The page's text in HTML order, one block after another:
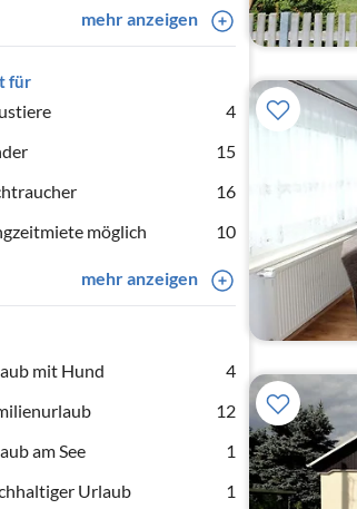
mehr anzeigen
für
4
15
16
möglich
10
mehr anzeigen
mit Hund
4
12
am See
1
Urlaub
1